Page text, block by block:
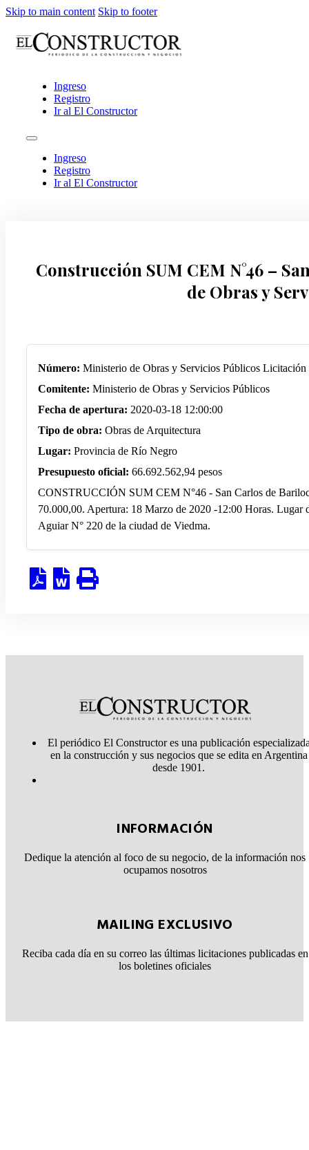
Skip to main content Skip to footer
Ingreso
Registro
Ir al El Constructor
Ingreso
Registro
Ir al El Constructor
Construcción SUM CEM N°46 –
de Obras y
Número: Ministerio de Obras y Servicios Públicos Licitación
Comitente: Ministerio de Obras y Servicios Públicos
Fecha de apertura: 2020-03-18 12:00:00
Tipo de obra: Obras de Arquitectura
Lugar: Provincia de Río Negro
Presupuesto oficial: 66.692.562,94 pesos
CONSTRUCCIÓN SUM CEM N°46 - San Carlos de
70.000,00. Apertura: 18 Marzo de 2020 -12:00 Horas. Lugar
Aguiar N° 220 de la ciudad de Viedma.
El periódico El Constructor es una publicación
en la construcción y sus negocios que se edita en Argentina
desde 1901.
INFORMACIÓN
Dedique la atención al foco de su negocio, de la información nos
ocupamos nosotros
MAILING EXCLUSIVO
Reciba cada día en su correo las últimas licitaciones publicadas en
los boletines oficiales